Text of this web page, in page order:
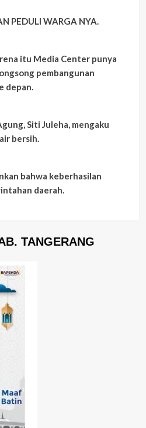
PEDULI WARGA NYA.
itu Media Center punya
pembangunan
depan.
Siti Juleha, mengaku
bersih.
bahwa keberhasilan
daerah.
TANGERANG